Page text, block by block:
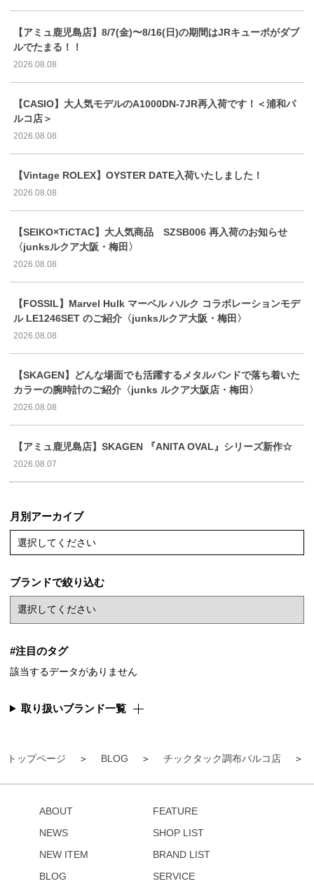
トップページ BLOG チックタック調布パルコ店
【アミュ鹿児島店】8/7(金)〜8/16(日)の期間はJRキューポがダブ
ルでたまる！！
2026.08.08
【CASIO】大人気モデルのA1000DN-7JR再入荷です！＜浦和パ
ルコ店＞
2026.08.08
【Vintage ROLEX】OYSTER DATE入荷いたしました！
2026.08.08
【SEIKO×TiCTAC】大人気商品 SZSB006 再入荷のお知らせ
〈junksルクア大阪・梅田〉
2026.08.08
【FOSSIL】Marvel Hulk マーベル ハルク コラボレーションモデ
ル LE1246SET のご紹介〈junksルクア大阪・梅田〉
2026.08.08
【SKAGEN】どんな場面でも活躍するメタルバンドで落ち着いた
カラーの腕時計のご紹介〈junks ルクア大阪店・梅田〉
2026.08.08
【アミュ鹿児島店】SKAGEN 『ANITA OVAL』シリーズ新作☆
2026.08.07
月別アーカイブ
選択してください
ブランドで絞り込む
#注目のタグ
該当するデータがありません
取り扱いブランド一覧
ABOUT
NEWS
NEW ITEM
BLOG
FEATURE
SHOP LIST
BRAND LIST
SERVICE